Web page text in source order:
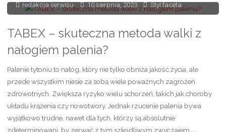
tłuszczu
rzeczywiście
pomagają
w
utracie
wagi?"
redakcja serwisu 10 sierpnia, 2023 Styl faceta
TABEX – skuteczna metoda walki z
nałogiem palenia?
Palenie tytoniu to nałóg, który nie tylko obniża jakość życia, ale
przede wszystkim niesie za sobą wiele poważnych zagrożeń
zdrowotnych. Zwiększa ryzyko wielu schorzeń, takich jak choroby
układu krążenia czy nowotwory. Jednak rzucenie palenia bywa
wyjątkowo trudne, nawet dla tych, którzy są absolutnie
zdeterminowani, by zerwać z tym szkodliwym zwyczajem. …